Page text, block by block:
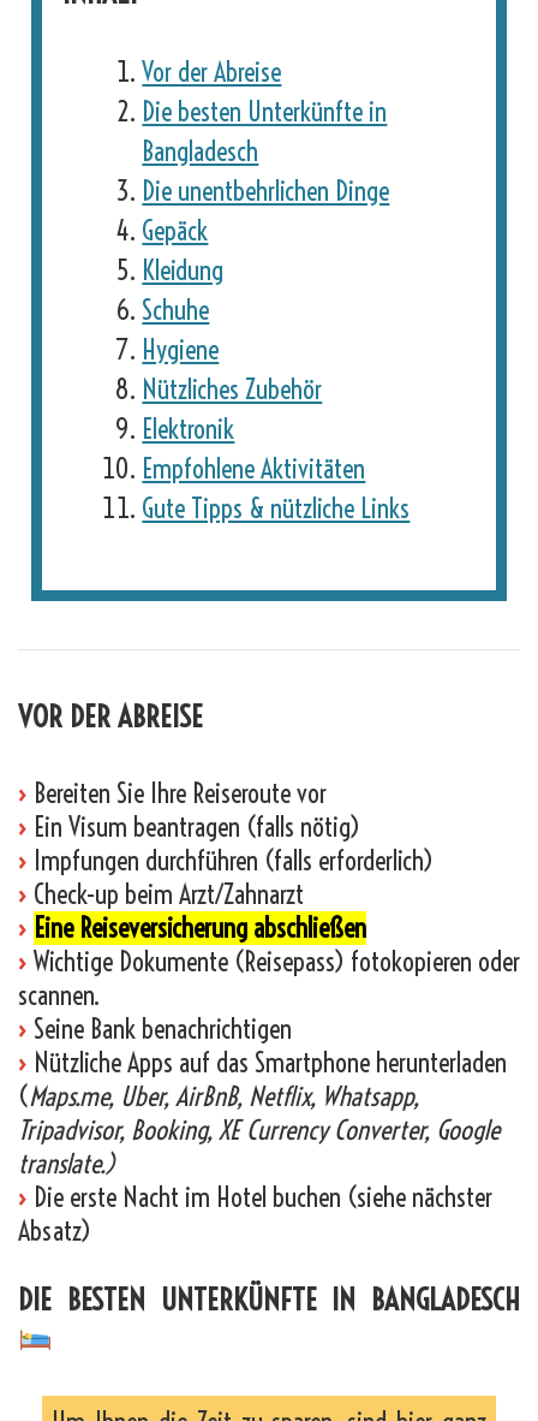
Vor der Abreise
Die besten Unterkünfte in
Bangladesch
Die unentbehrlichen Dinge
Gepäck
Kleidung
Schuhe
Hygiene
Nützliches Zubehör
Elektronik
Empfohlene Aktivitäten
Gute Tipps & nützliche Links
VOR DER ABREISE
› Bereiten Sie Ihre Reiseroute vor
› Ein Visum beantragen (falls nötig)
› Impfungen durchführen (falls erforderlich)
› Check-up beim Arzt/Zahnarzt
› Eine Reiseversicherung abschließen
› Wichtige Dokumente (Reisepass) fotokopieren oder
scannen.
› Seine Bank benachrichtigen
› Nützliche Apps auf das Smartphone herunterladen
(Maps.me, Uber, AirBnB, Netflix, Whatsapp,
Tripadvisor, Booking, XE Currency Converter, Google
translate.)
› Die erste Nacht im Hotel buchen (siehe nächster
Absatz)
DIE BESTEN UNTERKÜNFTE IN BANGLADESCH